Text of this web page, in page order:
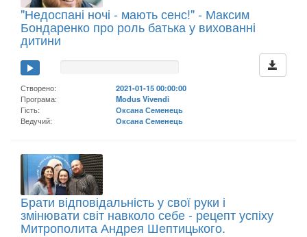
"Недоспані ночі - мають сенс!" - Максим
Бондаренко про роль батька у вихованні
дитини
Створено:
2021-01-15 00:00:00
Програма:
Modus Vivendi
Гість:
Оксана Семенець
Ведучий:
Оксана Семенець
Брати відповідальність у свої руки і
змінювати світ навколо себе - рецепт успіху
Митрополита Андрея Шептицького.